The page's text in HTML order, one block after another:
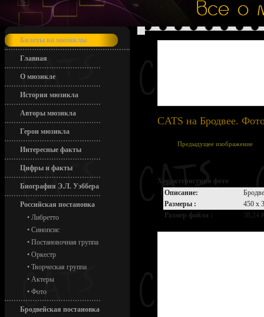
Билеты на мюзиклы
Главная
О мюзикле
История мюзикла
Авторы мюзикла
Герои мюзикла
Интересные факты
Цифры и факты
Биография Э.Л. Уэббера
Российская постановка
• Либретто
• Синопсис
• Постановочная группа
• Оркестр
• Творческая группа
• Актеры
• Фото
Бродвейская постановка
CATS на Бродвее.
Предыдущее изображение
Характеристики фото
Описание:
Размеры :
450 x
Размер файла :
38,24